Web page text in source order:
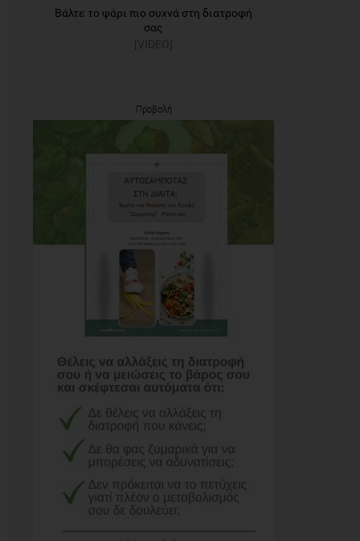
Βάλτε το ψάρι πιο συχνά στη διατροφή
σας
[VIDEO]
Προβολή